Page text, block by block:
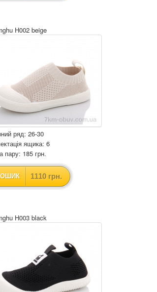
H002 beige
ряд: 26-30
ящика: 6
пару: 185 грн.
1110 грн.
H003 black